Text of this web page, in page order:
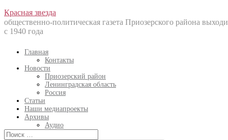
Перейти
к
содержанию
Красная звезда
общественно-политическая газета Приозерского района
с 1940 года
Главная
Контакты
Новости
Приозерский район
Ленинградская область
Россия
Статьи
Наши медиапроекты
Архивы
Аудио
Искать: